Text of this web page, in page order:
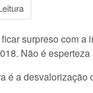
surpreso com
Não é
é a